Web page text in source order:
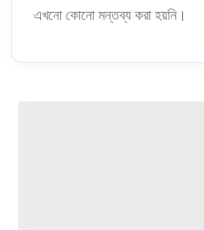
এখনো কোনো মন্তব্য করা হয়নি।